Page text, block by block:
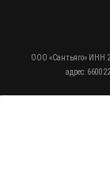
ООО «Сантьяго» ИНН
адрес: